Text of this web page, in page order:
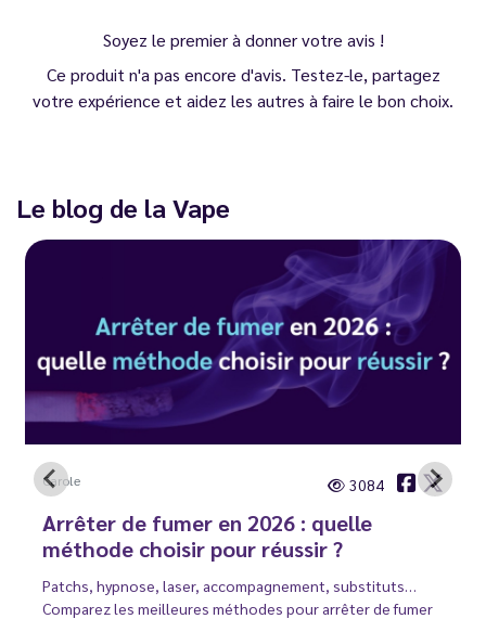
Soyez le premier à donner votre avis !
Ce produit n'a pas encore d'avis. Testez-le, partagez
votre expérience et aidez les autres à faire le bon choix.
Le blog de la Vape
Carole 3084
Arrêter de fumer en 2026 : quelle
méthode choisir pour réussir ?
Patchs, hypnose, laser, accompagnement, substituts…
Comparez les meilleures méthodes pour arrêter de fumer